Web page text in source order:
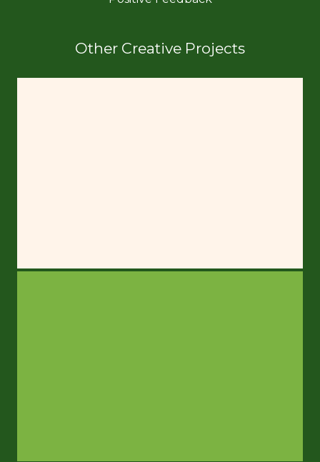
Other Creative Projects